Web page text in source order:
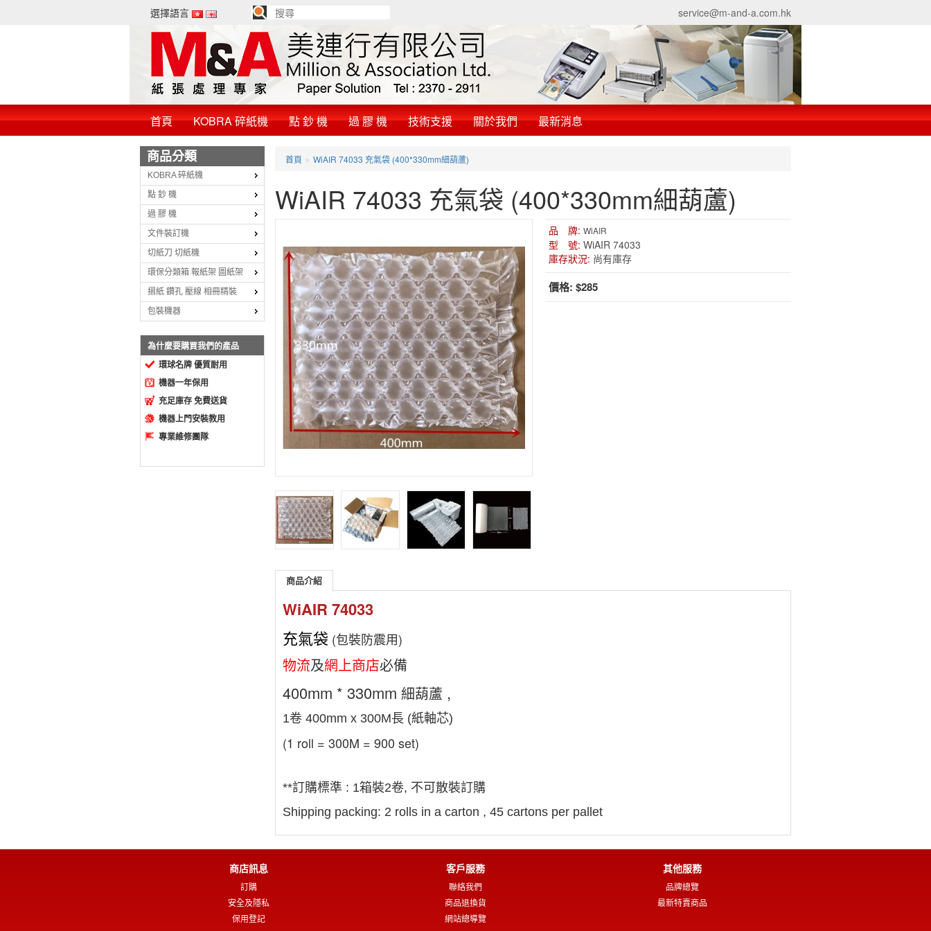
選擇語言 service@m-and-a.com.hk
首頁 KOBRA 碎紙機 點 鈔 機 過 膠 機 技術支援 關於我們 最新消息
商品分類
KOBRA 碎紙機
點 鈔 機
過 膠 機
文件裝訂機
切紙刀 切紙機
環保分類箱 報紙架 圖紙架
摺紙 鑽孔 壓線 相冊精裝
包裝機器
為什麼要購買我們的產品
環球名牌 優質耐用
機器一年保用
充足庫存 免費送貨
機器上門安裝教用
專業維修團隊
首頁 » WiAIR 74033 充氣袋 (400*330mm細葫蘆)
WiAIR 74033 充氣袋 (400*330mm細葫蘆)
品 牌: WiAIR
型 號: WiAIR 74033
庫存狀況: 尚有庫存
價格: $285
商品介紹
WiAIR 74033
充氣袋 (包裝防震用)
物流及網上商店必備
400mm * 330mm 細葫蘆 ,
1卷 400mm x 300M長 (紙軸芯)
(1 roll = 300M = 900 set)
**訂購標準 : 1箱裝2卷, 不可散裝訂購
Shipping packing: 2 rolls in a carton , 45 cartons per pallet
商店訊息
訂購
安全及隱私
保用登記
客戶服務
聯絡我們
商品退換貨
網站總導覽
其他服務
品牌總覽
最新特賣商品